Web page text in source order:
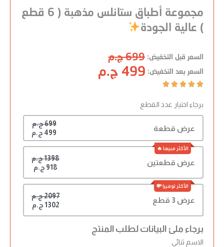
مجموعة أطباق ستانلس مذهبة ( 6 قطع
) عالية الجودة
السعر قبل التخفيض: 699 ج.م
السعر بعد التخفيض: 499 ج.م





برجاء اختيار عدد القطع
عرض قطعة
699 ج.م
499 ج.م
عرض قطعتين
1398 ج.م
918 ج.م
عرض 3 قطع
2097 ج.م
1302 ج.م
برجاء ملئ البيانات لطلب المنتج
الاسم ثنائي